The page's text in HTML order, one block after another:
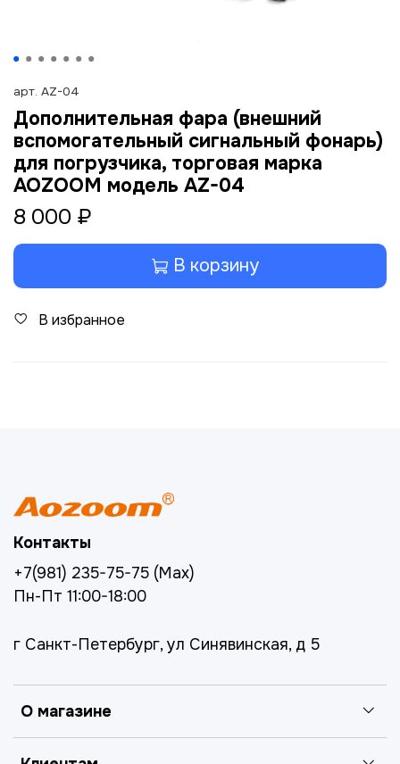
арт. AZ-04
Дополнительная фара (внешний
вспомогательный сигнальный фонарь)
для погрузчика, торговая марка
AOZOOM модель AZ-04
8 000 ₽
В корзину
В избранное
О магазине
Контакты
+7(981) 235-75-75 (Max)
Пн-Пт 11:00-18:00
г Санкт-Петербург, ул Синявинская, д 5